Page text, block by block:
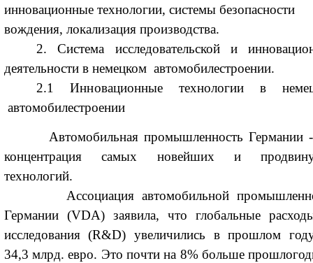
инновационные технологии, системы безопасности
вождения, локализация производства.
2. Система исследовательской и
деятельности в немецком автомобилестроении.
2.1 Инновационные технологии в
автомобилестроении
Автомобильная промышленность Германии -
концентрация самых новейших и
технологий.
Ассоциация автомобильной
Германии (VDA) заявила, что глобальные
исследования (R&D) увеличились в прошлом
34,3 млрд. евро. Это почти на 8% больше